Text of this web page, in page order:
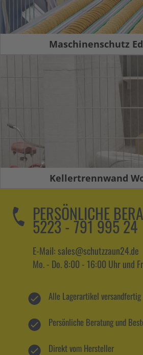
Maschinenschutz
Kellertrennwand
PERSÖNLICHE
5223 - 791 995 24
E-Mail: sales@schutzzaun24.de
Mo. - Do. 8:00 - 16:00 Uhr und
Alle Lagerartikel
Persönliche Beratung und
Direkt vom Hersteller